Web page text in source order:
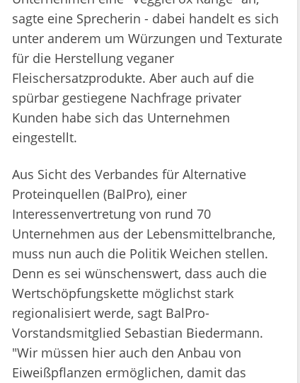
sagte eine Sprecherin - dabei handelt es sich
unter anderem um Würzungen und Texturate
für die Herstellung veganer
Fleischersatzprodukte. Aber auch auf die
spürbar gestiegene Nachfrage privater
Kunden habe sich das Unternehmen
eingestellt.
Aus Sicht des Verbandes für Alternative
Proteinquellen (BalPro), einer
Interessenvertretung von rund 70
Unternehmen aus der Lebensmittelbranche,
muss nun auch die Politik Weichen stellen.
Denn es sei wünschenswert, dass auch die
Wertschöpfungskette möglichst stark
regionalisiert werde, sagt BalPro-
Vorstandsmitglied Sebastian Biedermann.
"Wir müssen hier auch den Anbau von
Eiweißpflanzen ermöglichen, damit das